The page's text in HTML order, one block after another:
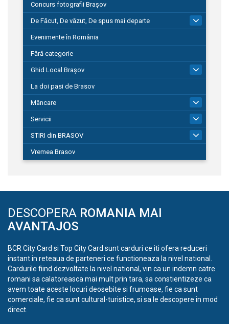
Concurs fotografii Brașov
De Făcut, De văzut, De spus mai departe
149
Evenimente în România
Fără categorie
Ghid Local Brașov
La doi pasi de Brasov
Mâncare
Servicii
STIRI din BRASOV
Vremea Brasov
DESCOPERA ROMANIA MAI
AVANTAJOS
BCR City Card si Top City Card sunt carduri ce iti ofera reduceri
instant in reteaua de parteneri ce functioneaza la nivel national.
Cardurile fiind dezvoltate la nivel national, vin ca un indemn catre
romani sa calatoreasca mai mult prin tara, sa constientizeze ca
avem toate aceste locuri deosebite si frumoase, fie ca sunt
comerciale, fie ca sunt cultural-turistice, si sa le descopere in mod
direct.